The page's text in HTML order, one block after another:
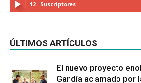
12 Suscriptores
ÚLTIMOS ARTÍCULOS
El nuevo proyecto
Gandía aclamado por